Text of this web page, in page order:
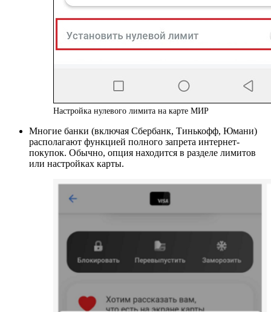
Настройка нулевого лимита на карте МИР
Многие банки (включая Сбербанк, Тинькофф, Юмани)
располагают функцией полного запрета интернет-
покупок. Обычно, опция находится в разделе лимитов
или настройках карты.